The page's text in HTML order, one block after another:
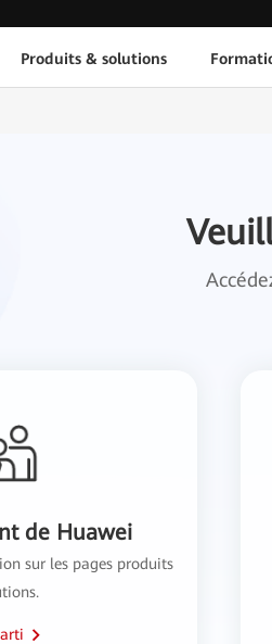
Produits & solutions
de Huawei
sur les pages produits